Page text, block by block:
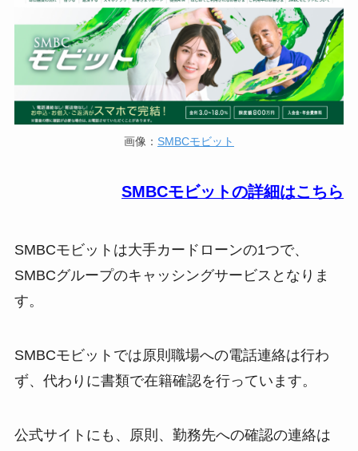
画像： SMBCモビット
SMBCモビットの詳細はこちら
SMBCモビットは大手カードローンの1つで、
SMBCグループのキャッシングサービスとなりま
す。
SMBCモビットでは原則職場への電話連絡は行わ
ず、代わりに書類で在籍確認を行っています。
公式サイトにも、原則、勤務先への確認の連絡は